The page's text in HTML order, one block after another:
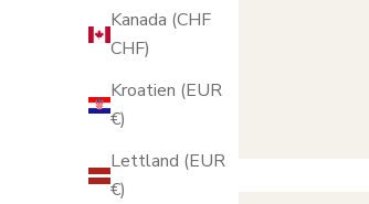
Kanada (CHF
CHF)
Kroatien (EUR
€)
Lettland (EUR
€)